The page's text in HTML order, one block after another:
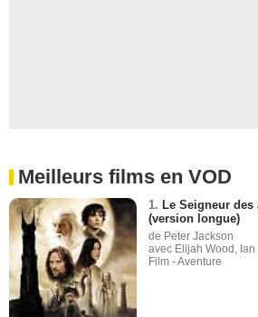
Meilleurs films en VOD
1. Le Seigneur des
(version longue)
de Peter Jackson
avec Elijah Wood, Ian
Film - Aventure